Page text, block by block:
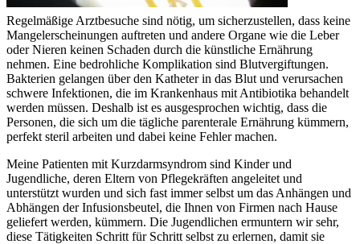
Regelmäßige Arztbesuche sind nötig, um sicherzustellen, dass keine
Mangelerscheinungen auftreten und andere Organe wie die Leber
oder Nieren keinen Schaden durch die künstliche Ernährung
nehmen. Eine bedrohliche Komplikation sind Blutvergiftungen.
Bakterien gelangen über den Katheter in das Blut und verursachen
schwere Infektionen, die im Krankenhaus mit Antibiotika behandelt
werden müssen. Deshalb ist es ausgesprochen wichtig, dass die
Personen, die sich um die tägliche parenterale Ernährung kümmern,
perfekt steril arbeiten und dabei keine Fehler machen.
Meine Patienten mit Kurzdarmsyndrom sind Kinder und
Jugendliche, deren Eltern von Pflegekräften angeleitet und
unterstützt wurden und sich fast immer selbst um das Anhängen und
Abhängen der Infusionsbeutel, die Ihnen von Firmen nach Hause
geliefert werden, kümmern. Die Jugendlichen ermuntern wir sehr,
diese Tätigkeiten Schritt für Schritt selbst zu erlernen, damit sie